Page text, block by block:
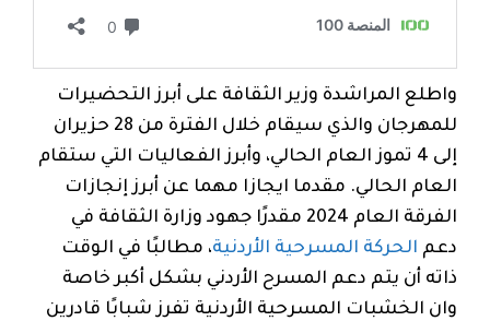
واطلع المراشدة وزير الثقافة على أبرز التحضيرات
للمهرجان والذي سيقام خلال الفترة من 28 حزيران
إلى 4 تموز العام الحالي، وأبرز الفعاليات التي ستقام
العام الحالي. مقدما ايجازا مهما عن أبرز إنجازات
الفرقة العام 2024 مقدرًا جهود وزارة الثقافة في
دعم الحركة المسرحية الأردنية، مطالبًا في الوقت
ذاته أن يتم دعم المسرح الأردني بشكل أكبر خاصة
وان الخشبات المسرحية الأردنية تفرز شبابًا قادرين